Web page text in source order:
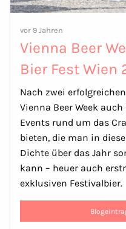
vor 9 Jahren
Vienna Beer
Bier Fest Wien
Nach zwei
Vienna Beer Week
Events rund um das
bieten, die man in
Dichte über das Jahr
kann – heuer auch
exklusiven Festivalbier.